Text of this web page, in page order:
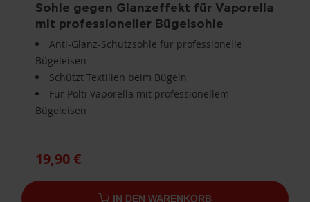
Sohle gegen Glanzeffekt für Vaporella
mit professioneller Bügelsohle
Anti-Glanz-Schutzsohle für professionelle
Bügeleisen
Schützt Textilien beim Bügeln
Für Polti Vaporella mit professionellem
Bügeleisen
19,90 €
IN DEN WARENKORB